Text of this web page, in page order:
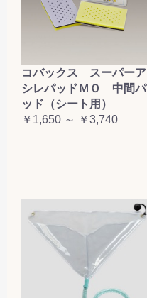
コバックス スーパーア
シレパッドＭＯ 中間パ
ッド（シート用）
￥1,650 ～ ￥3,740